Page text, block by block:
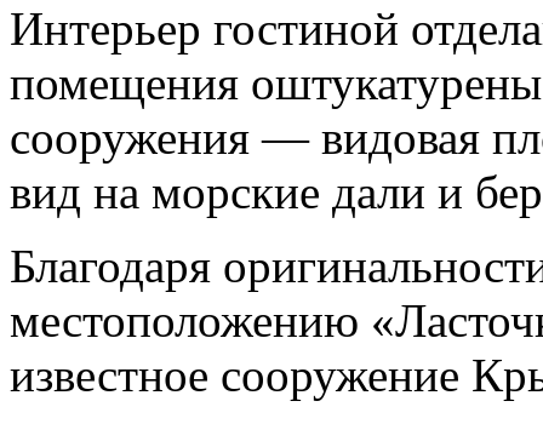
Интерьер гостиной
помещения
сооружения — видовая
вид на морские дали и
Благодаря
местоположению
известное сооружение